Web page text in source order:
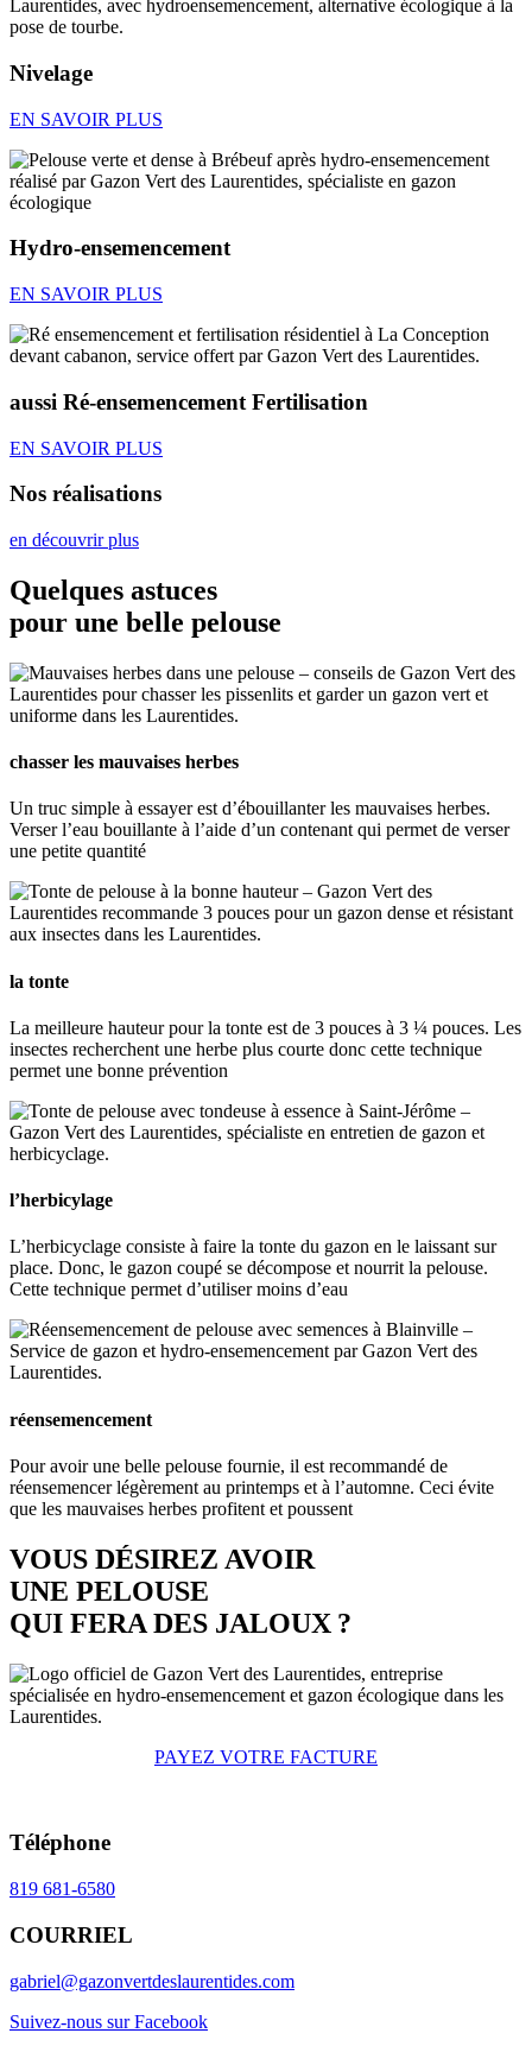
Nivelage
EN SAVOIR PLUS
Hydro-ensemencement
EN SAVOIR PLUS
aussi Ré-ensemencement Fertilisation
EN SAVOIR PLUS
Nos réalisations
en découvrir plus
Quelques astuces
pour une belle pelouse
chasser les mauvaises herbes
Un truc simple à essayer est d’ébouillanter les mauvaises herbes.
Verser l’eau bouillante à l’aide d’un contenant qui permet de verser
une petite quantité
la tonte
La meilleure hauteur pour la tonte est de 3 pouces à 3 ¼ pouces. Les
insectes recherchent une herbe plus courte donc cette technique
permet une bonne prévention
l’herbicylage
L’herbicyclage consiste à faire la tonte du gazon en le laissant sur
place. Donc, le gazon coupé se décompose et nourrit la pelouse.
Cette technique permet d’utiliser moins d’eau
réensemencement
Pour avoir une belle pelouse fournie, il est recommandé de
réensemencer légèrement au printemps et à l’automne. Ceci évite
que les mauvaises herbes profitent et poussent
VOUS DÉSIREZ AVOIR
UNE PELOUSE
QUI FERA DES JALOUX ?
PAYEZ VOTRE FACTURE
Téléphone
819 681-6580
COURRIEL
gabriel@gazonvertdeslaurentides.com
Suivez-nous sur Facebook